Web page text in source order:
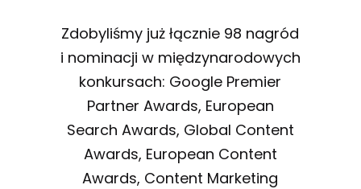
Zdobyliśmy już łącznie 98 nagród
i nominacji w międzynarodowych
konkursach: Google Premier
Partner Awards, European
Search Awards, Global Content
Awards, European Content
Awards, Content Marketing